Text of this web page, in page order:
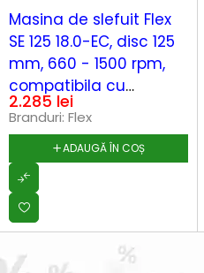
Masina de slefuit Flex
SE 125 18.0-EC, disc 125
mm, 660 - 1500 rpm,
compatibila cu
acumulatori Li-Ion 18 V,
in valiza L-BOXX®
2.285 lei
Branduri: Flex
ADAUGĂ ÎN COȘ